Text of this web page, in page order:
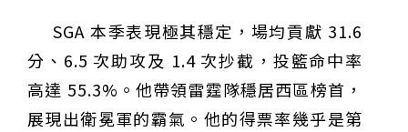
攜手縣市熱情迎賓
金牌搖籃驚傳「球荒」！江啟臣偕運彩公會挺萬和國
中，捐贈 1800 顆羽球助小將 4 月全中運奪金
世足》阿根廷足球巨星梅西父親兼經紀人豪爾赫去世 享
壽68歲
SGA 本季表現極其穩定，場均貢獻 31.6
分、6.5 次助攻及 1.4 次抄截，投籃命中率
高達 55.3%。他帶領雷霆隊穩居西區榜首，
展現出衛冕軍的霸氣。他的得票率幾乎是第